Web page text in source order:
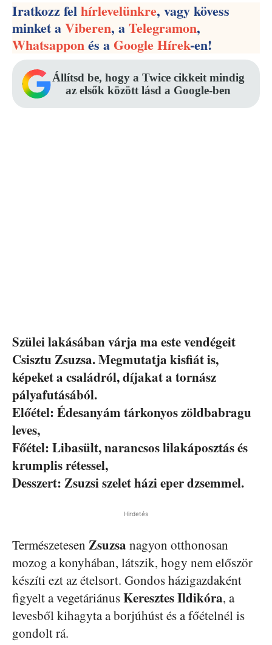
Iratkozz felhírlevelünkre, vagy kövess
minket aViberen, aTelegramon,
Whatsapponés aGoogle Hírek-en!
Állítsd be, hogy a Twice cikkeit mindig
az elsők között lásd a Google-ben
Szülei lakásában várja ma este vendégeit
Csisztu Zsuzsa. Megmutatja kisfiát is,
képeket a családról, díjakat a tornász
pályafutásából.
Előétel: Édesanyám tárkonyos zöldbabragu
leves,
Főétel: Libasült, narancsos lilakáposztás és
krumplis rétessel,
Desszert: Zsuzsi szelet házi eper dzsemmel.
Hirdetés
Természetesen Zsuzsa nagyon otthonosan
mozog a konyhában, látszik, hogy nem először
készíti ezt az ételsort. Gondos házigazdaként
figyelt a vegetáriánusKeresztes Ildikóra, a
levesből kihagyta a borjúhúst és a főételnél is
gondolt rá.